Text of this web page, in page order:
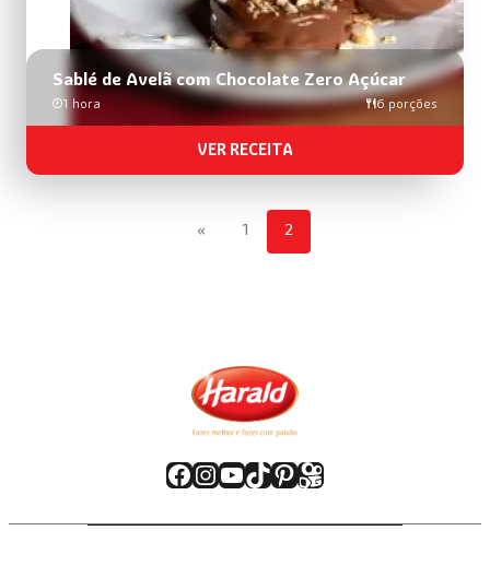
Sablé de Avelã com Chocolate Zero Açúcar
1 hora 6 porções
VER RECEITA
« 1 2
Facebook
Instagram
Youtube
TikTok
Pinterest
Kwai